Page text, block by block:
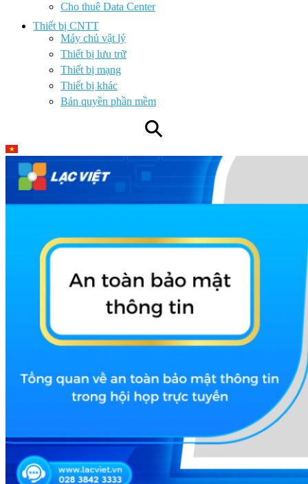
Cho thuê Data Center
Thiết bị CNTT
Máy chủ vật lý
Thiết bị lưu trữ
Thiết bị mạng
Thiết bị khác
Bản quyền phần mềm
⚲